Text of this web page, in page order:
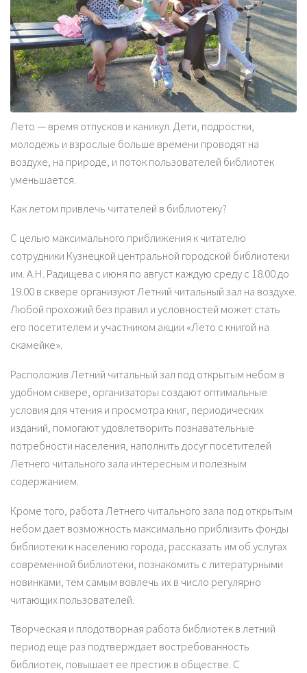
Лето — время отпусков и каникул. Дети, подростки,
молодежь и взрослые больше времени проводят на
воздухе, на природе, и поток пользователей библиотек
уменьшается.
Как летом привлечь читателей в библиотеку?
С целью максимального приближения к читателю
сотрудники Кузнецкой центральной городской библиотеки
им. А.Н. Радищева с июня по август каждую среду с 18.00 до
19.00 в сквере организуют Летний читальный зал на воздухе.
Любой прохожий без правил и условностей может стать
его посетителем и участником акции «Лето с книгой на
скамейке».
Расположив Летний читальный зал под открытым небом в
удобном сквере, организаторы создают оптимальные
условия для чтения и просмотра книг, периодических
изданий, помогают удовлетворить познавательные
потребности населения, наполнить досуг посетителей
Летнего читального зала интересным и полезным
содержанием.
Кроме того, работа Летнего читального зала под открытым
небом дает возможность максимально приблизить фонды
библиотеки к населению города, рассказать им об услугах
современной библиотеки, познакомить с литературными
новинками, тем самым вовлечь их в число регулярно
читающих пользователей.
Творческая и плодотворная работа библиотек в летний
период еще раз подтверждает востребованность
библиотек, повышает ее престиж в обществе. С